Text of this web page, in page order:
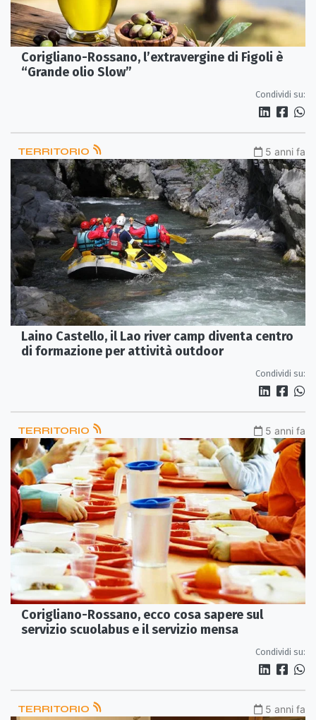
Corigliano-Rossano, l’extravergine di Figoli è
“Grande olio Slow”
Condividi su:
TERRITORIO 5 anni fa
Laino Castello, il Lao river camp diventa centro
di formazione per attività outdoor
Condividi su:
TERRITORIO 5 anni fa
Corigliano-Rossano, ecco cosa sapere sul
servizio scuolabus e il servizio mensa
Condividi su:
TERRITORIO 5 anni fa